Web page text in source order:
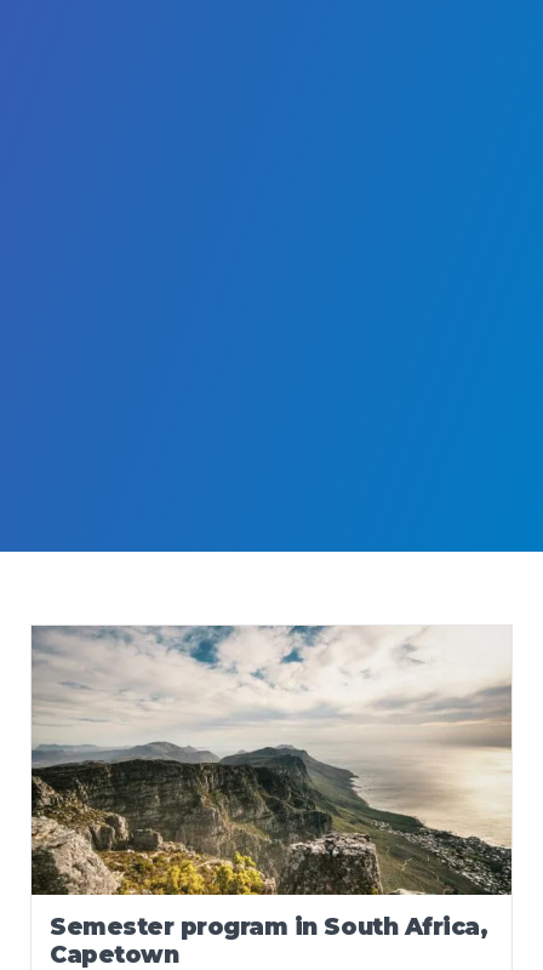
Semester program in South Africa,
Capetown